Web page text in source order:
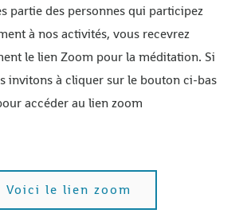
partie des personnes qui participez
à nos activités, vous recevrez
le lien Zoom pour la méditation. Si
invitons à cliquer sur le bouton ci-bas
accéder au lien zoom
Voici le lien zoom